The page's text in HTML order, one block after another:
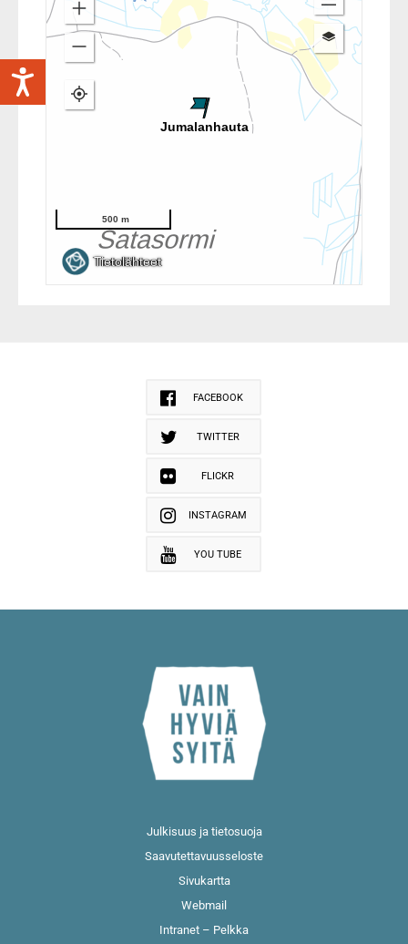
FACEBOOK
TWITTER
FLICKR
INSTAGRAM
YOU TUBE
Julkisuus ja tietosuoja
Saavutettavuusseloste
Sivukartta
Webmail
Intranet – Pelkka